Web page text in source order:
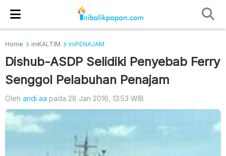
Home iniKALTIM iniPENAJAM
Dishub-ASDP Selidiki Penyebab Ferry
Senggol Pelabuhan Penajam
Oleh andi aa pada 28 Jan 2016, 13:53 WIB